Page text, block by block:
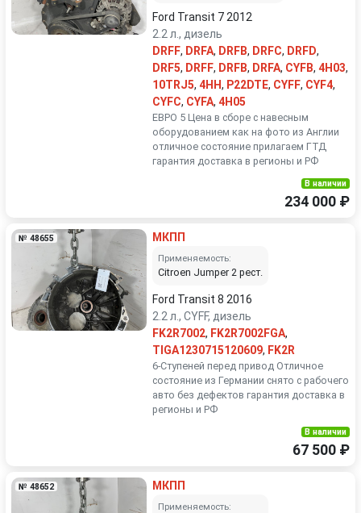
Ford Transit 7 2012
2.2 л., дизель
DRFF, DRFA, DRFB, DRFC, DRFD,
DRF5, DRFF, DRFB, DRFA, CYFB, 4H03,
10TRJ5, 4HH, P22DTE, CYFF, CYF4,
CYFC, CYFA, 4H05
ЕВРО 5 Цена в сборе с навесным
оборудованием как на фото из Англии
отличное состояние прилагаем ГТД
гарантия доставка в регионы и РФ
В наличии
234 000 ₽
№ 48655 МКПП
Применяемость:
Citroen Jumper 2 рест.
Ford Transit 8 2016
2.2 л., CYFF, дизель
FK2R7002, FK2R7002FGA,
TIGA1230715120609, FK2R
6-Ступеней перед привод Отличное
состояние из Германии снято с рабочего
авто без дефектов гарантия доставка в
регионы и РФ
В наличии
67 500 ₽
№ 48652 МКПП
Применяемость: